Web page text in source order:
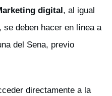
digital , al igual
deben hacer en línea a
del Sena, previo
directamente a la